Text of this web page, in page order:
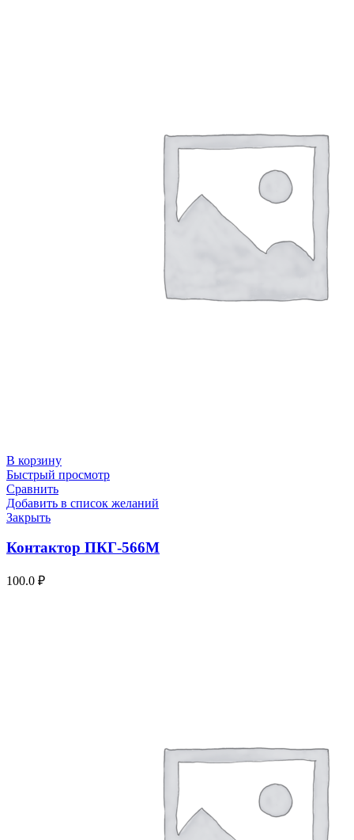
В корзину
Быстрый просмотр
Сравнить
Добавить в список желаний
Закрыть
Контактор ПКГ-566М
100.0 ₽